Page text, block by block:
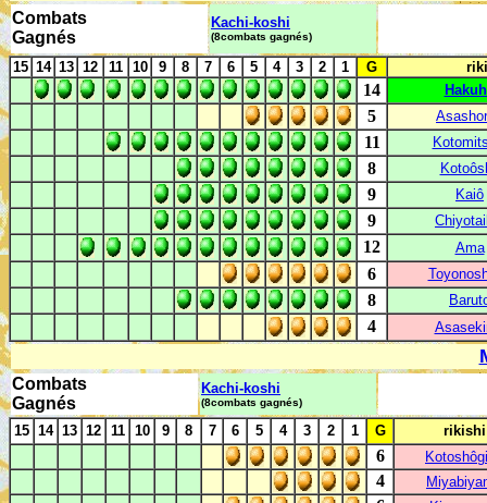
Combats
Gagnés
Kachi-koshi
(8combats gagnés)
15 14 13 12 11 10 9 8 7 6 5 4 3 2 1 G
14
5
11
8
9 Kaiô
9
12 Ama
6
8
4
Combats
Gagnés
Kachi-koshi
(8combats gagnés)
15 14 13 12 11 10 9 8 7 6 5 4 3 2 1 G rikishi
6
4